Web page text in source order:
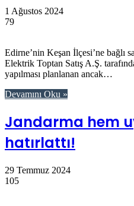
1 Ağustos 2024
79
Edirne’nin Keşan İlçesi’ne bağlı
Elektrik Toptan Satış A.Ş.
yapılması planlanan ancak…
Devamını Oku »
Jandarma hem
hatırlattı!
29 Temmuz 2024
105